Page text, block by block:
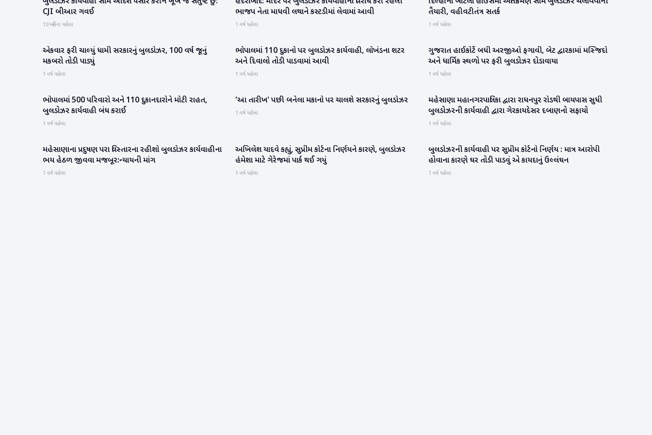
CJI બીઆર ગવઈ
10 મહિના પહેલા
ભાજપ નેતા માધવી લથાને કસ્ટડીમાં લેવામાં આવી
1 વર્ષ પહેલા
તૈયારી, વહીવટીતંત્ર સતર્ક
1 વર્ષ પહેલા
રાષ્ટ્રીય
એકવાર ફરી ચાલ્યું ધામી સરકારનું બુલડોઝર, 100 વર્ષ જૂનું
મકબરો તોડી પાડ્યું
1 વર્ષ પહેલા
રાષ્ટ્રીય
ભોપાલમાં 110 દુકાનો પર બુલડોઝર કાર્યવાહી, લોખંડના શટર
અને દિવાલો તોડી પાડવામાં આવી
1 વર્ષ પહેલા
ગુજરાત
ગુજરાત હાઈકોર્ટે બધી અરજીઓ ફગાવી, બેટ દ્વારકામાં મસ્જિદો
અને ધાર્મિક સ્થળો પર ફરી બુલડોઝર દોડાવાયા
1 વર્ષ પહેલા
રાષ્ટ્રીય
ભોપાલમાં 500 પરિવારો અને 110 દુકાનદારોને મોટી રાહત,
બુલડોઝર કાર્યવાહી બંધ કરાઈ
1 વર્ષ પહેલા
રાષ્ટ્રીય
'આ તારીખ' પછી બનેલા મકાનો પર ચાલશે સરકારનું બુલડોઝર
1 વર્ષ પહેલા
મહેસાણા
મહેસાણા મહાનગરપાલિકા દ્વારા રાધનપુર રોડથી બાયપાસ સુધી
બુલડોઝરની કાર્યવાહી દ્વારા ગેરકાયદેસર દબાણનો સફાયો
1 વર્ષ પહેલા
મહેસાણા
મહેસાણાના પ્રદુષણ પરા વિસ્તારના રહીશો બુલડોઝર કાર્યવાહીના
ભય હેઠળ જીવવા મજબૂર:ન્યાયની માંગ
1 વર્ષ પહેલા
રાષ્ટ્રીય
અખિલેશ યાદવે કહ્યું, સુપ્રીમ કોર્ટના નિર્ણયને કારણે, બુલડોઝર
હંમેશા માટે ગેરેજમાં પાર્ક થઈ ગયું
1 વર્ષ પહેલા
રાષ્ટ્રીય
બુલડોઝરની કાર્યવાહી પર સુપ્રીમ કોર્ટનો નિર્ણય : માત્ર આરોપી
હોવાના કારણે ઘર તોડી પાડવું એ કાયદાનું ઉલ્લંઘન
1 વર્ષ પહેલા